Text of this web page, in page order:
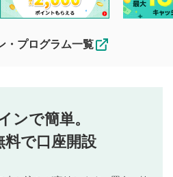
きます。（お名前とコメント
る際の参考になるコメントをお
事項に同意されたものとみなし
しくは利用者と第三者間のトラ
に対して一切の責任を負いませ
・プログラム一覧
ンで簡単。
料で口座開設